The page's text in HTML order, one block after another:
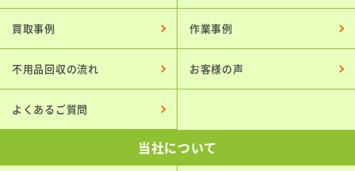
買取事例 作業事例
不用品回収の流れ お客様の声
よくあるご質問
当社について